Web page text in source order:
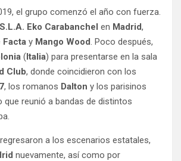
el grupo comenzó el año con fuerza.
Eko Carabanchel en Madrid,
Facta y Mango Wood. Poco después,
(Italia) para presentarse en la sala
Club, donde coincidieron con los
, los romanos Dalton y los parisinos
que reunió a bandas de distintos
a los escenarios estatales,
nuevamente, así como por